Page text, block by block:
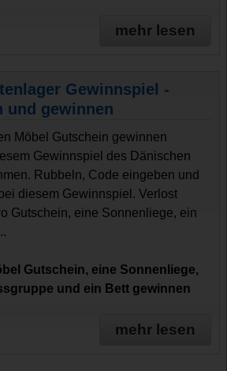
mehr lesen
Gewinnspiel -
und gewinnen
Möbel Gutschein gewinnen
Gewinnspiel des Dänischen
Rubbeln, Code eingeben und
diesem Gewinnspiel. Verlost
Gutschein, eine Sonnenliege, ein
Gutschein, eine Sonnenliege,
und ein Bett gewinnen
mehr lesen